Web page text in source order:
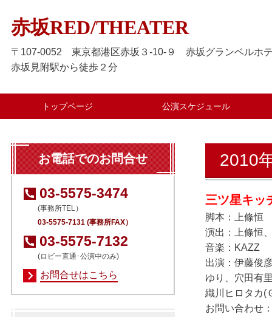
赤坂RED/THEATER
〒107-0052 東京都港区赤坂３-10-９ 赤坂グランベルホ
赤坂見附駅から徒歩２分
トップページ 公演スケジュール
2010
三ツ星キッ
脚本：上條恒
演出：上條恒
音楽：KAZZ
出演：伊藤俊
ゆり、穴田有
織川ヒロタカ(
お問い合わせ
お電話でのお問合せ
03-5575-3474
(事務所TEL）
03-5575-7131 (事務所FAX）
03-5575-7132
(ロビー直通･公演中のみ)
お問合せはこちら